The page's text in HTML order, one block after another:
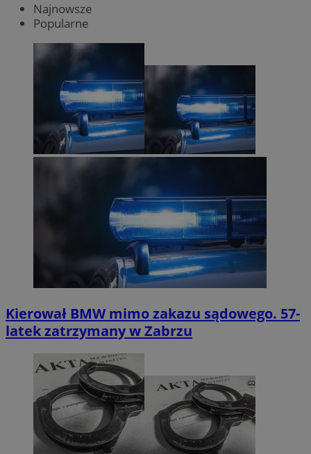
Najnowsze
Popularne
Kierował BMW mimo zakazu sądowego. 57-
latek zatrzymany w Zabrzu